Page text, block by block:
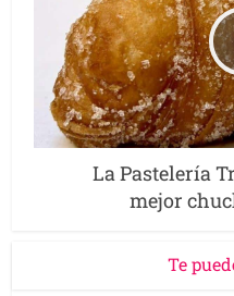
La Pastelería
mejor
Te